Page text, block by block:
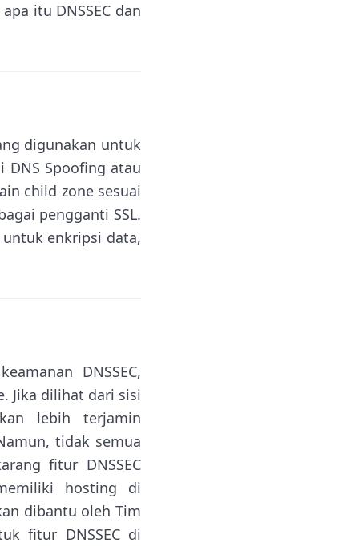
itu DNSSEC dan
digunakan untuk
Spoofing atau
child zone sesuai
pengganti SSL.
untuk enkripsi data,
DNSSEC,
Jika dilihat dari sisi
lebih terjamin
tidak semua
fitur DNSSEC
hosting di
dibantu oleh Tim
fitur DNSSEC di